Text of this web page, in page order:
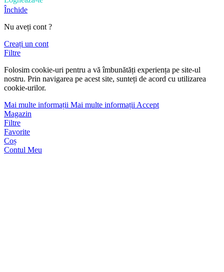
Închide
Nu aveți cont ?
Creați un cont
Filtre
Folosim cookie-uri pentru a vă îmbunătăți experiența pe site-ul
nostru. Prin navigarea pe acest site, sunteți de acord cu utilizarea
cookie-urilor.
Mai multe informații Mai multe informații Accept
Magazin
Filtre
Favorite
Coș
Contul Meu